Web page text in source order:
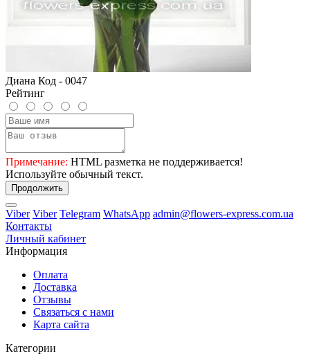
Диана Код - 0047
Рейтинг
Примечание: HTML разметка не поддерживается!
Используйте обычный текст.
Продолжить
Viber Viber Telegram WhatsApp admin@flowers-express.com.ua
Контакты
Личный кабинет
Информация
Оплата
Доставка
Отзывы
Связаться с нами
Карта сайта
Категории